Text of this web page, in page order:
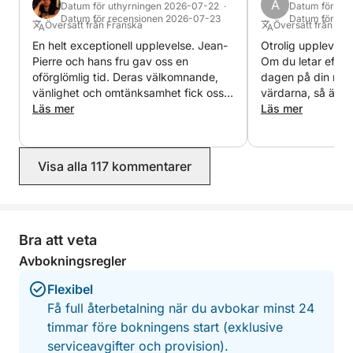
skräddarsydda resa.
Vi ser fram emot att välkomna dig ombord,
Stephane & Jean-Pierre
Datum för uthyrningen 2026-07-22 ·
Datum för recensionen 2026-07-23
Översatt från Franska
En helt exceptionell upplevelse. Jean-
Pierre och hans fru gav oss en
oförglömlig tid. Deras välkomnande,
vänlighet och omtänksamhet fick oss
att känna oss som vänner snarare än
var helt enkelt magiska. Tack än en
gång för denna underbara kväll, som
rekommenderar helhjärtat denna
upplevelse!
Läs mer
A
Datum för
Datum för
Översatt från
Otrolig
Om du letar efter
dagen på din
värdarna, så är
Läs mer
Visa alla 117 kommentarer
Bra att veta
Avbokningsregler
Flexibel
Få full återbetalning när du avbokar minst 24
timmar före bokningens start (exklusive
serviceavgifter och provision).